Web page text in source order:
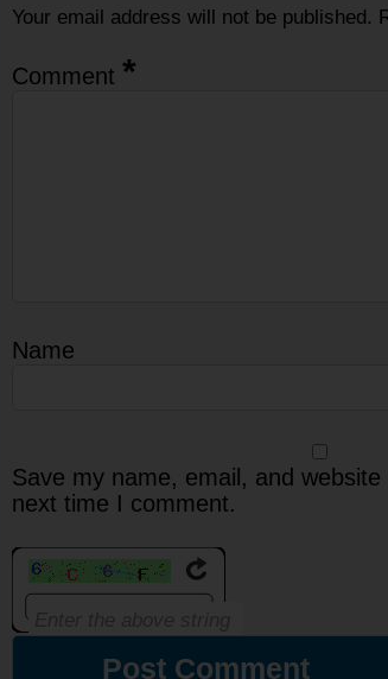
Your email address will not be published.
Comment *
Name
Save my name, email, and
next time I comment.